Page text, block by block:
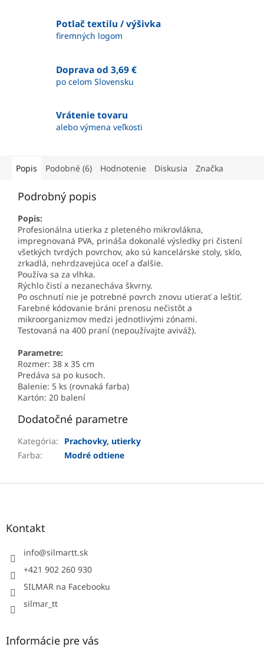
Potlač textilu / výšivka
firemných logom
Doprava od 3,69 €
po celom Slovensku
Vrátenie tovaru
alebo výmena veľkosti
Popis Podobné (6) Hodnotenie Diskusia Značka
Podrobný popis
Popis:
Profesionálna utierka z pleteného mikrovlákna,
impregnovaná PVA, prináša dokonalé výsledky pri čistení
všetkých tvrdých povrchov, ako sú kancelárske stoly, sklo,
zrkadlá, nehrdzavejúca oceľ a ďalšie.
Používa sa za vlhka.
Rýchlo čistí a nezanecháva škvrny.
Po oschnutí nie je potrebné povrch znovu utierať a leštiť.
Farebné kódovanie bráni prenosu nečistôt a
mikroorganizmov medzi jednotlivými zónami.
Testovaná na 400 praní (nepoužívajte aviváž).
Parametre:
Rozmer: 38 x 35 cm
Predáva sa po kusoch.
Balenie: 5 ks (rovnaká farba)
Kartón: 20 balení
Dodatočné parametre
Kategória:
Prachovky, utierky
Farba: Modré odtiene
Z
Kontakt
info@silmartt.sk
+421 902 260 930
SILMAR na Facebooku
silmar_tt
Informácie pre vás